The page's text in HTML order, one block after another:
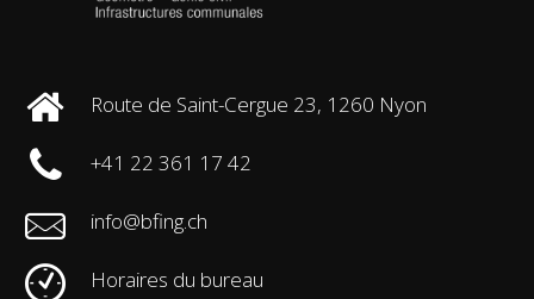
Route de Saint-Cergue 23, 1260 Nyon
+41 22 361 17 42
info@bfing.ch
Horaires du bureau